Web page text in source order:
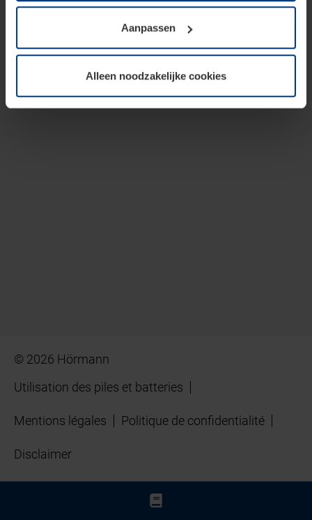
van deze pagina's absoluut vereist is. Voor alle andere
soorten cookies is uw toestemming benodigd. Uw
toestemming kunt u op elk moment bij de uitleg van de
wijzigen of herroepen.
Aanpassen
Alleen noodzakelijke cookies
© 2026 Hörmann
Utilisation des piles et batteries
Mentions légales Politique de confidentialité
Disclaimer